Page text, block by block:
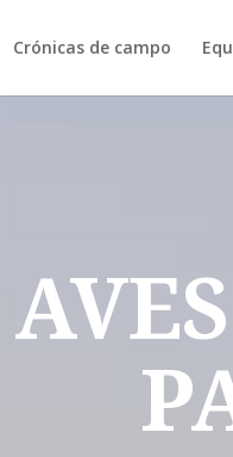
Crónicas de campo